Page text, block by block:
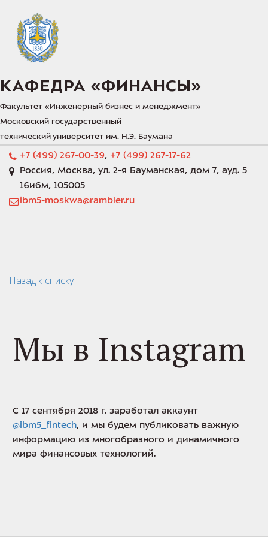
КАФЕДРА «‎ФИНАНСЫ»‎
Факультет «‎Инженерный бизнес и менеджмент»‎
Московский государственный
технический университет им. Н.Э. Баумана
+7 (499) 267-00-39, +7 (499) 267-17-62
Россия, Москва, ул. 2-я Бауманская, дом 7, ауд. 5
16ибм, 105005
ibm5-moskwa@rambler.ru
Назад к списку
Мы в Instagram
С 17 сентября 2018 г. заработал аккаунт
@ibm5_fintech, и мы будем публиковать важную
информацию из многобразного и динамичного
мира финансовых технологий.